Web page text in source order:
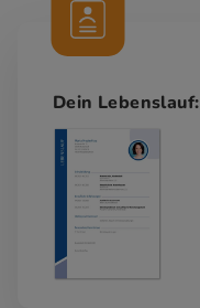
Dein Lebenslauf: